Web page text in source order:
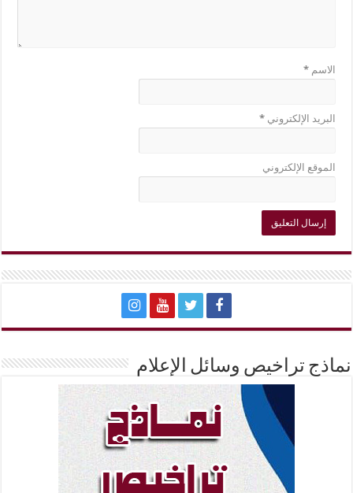
الاسم*
البريد الإلكتروني*
الموقع الإلكتروني
نماذج تراخيص وسائل الإعلام